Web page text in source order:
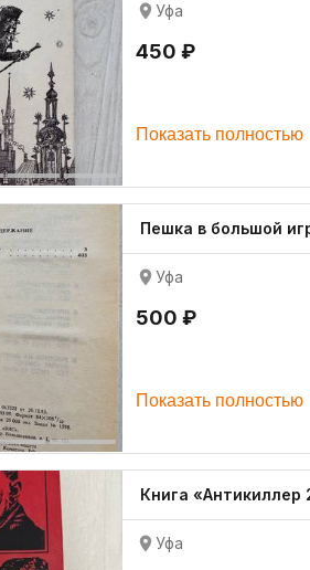
Уфа
450 ₽
Показать полностью
Пешка в большой
Уфа
500 ₽
Показать полностью
Книга «Антикиллер
Уфа